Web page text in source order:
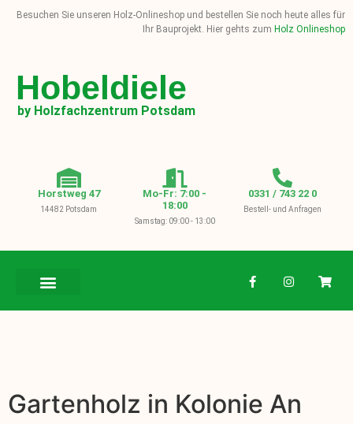
Besuchen Sie unseren Holz-Onlineshop und bestellen Sie noch heute alles für
Ihr Bauprojekt. Hier gehts zum Holz Onlineshop
Hobeldiele
by Holzfachzentrum Potsdam
Horstweg 47
14482 Potsdam
Mo-Fr: 7:00 -
18:00
Samstag: 09:00 - 13:00
0331 / 743 22 0
Bestell- und Anfragen
Gartenholz in Kolonie An